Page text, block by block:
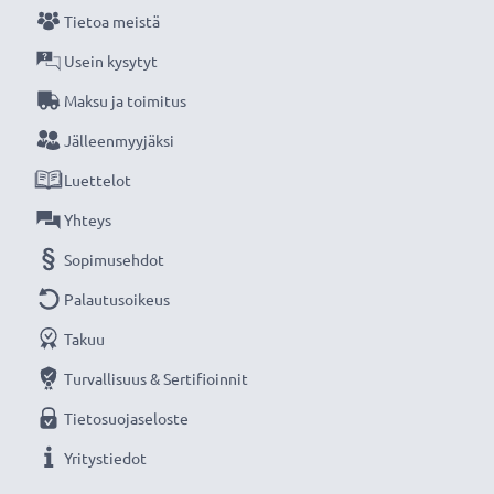
Tehokkaat ja turvallinset CELLONIC tarvikeakut
edullisesti sähkötyökaluihin, kuten porakoneisiin,
ruuvimeisseleihin, ruohonleikkureihin ja
★ 3 vuoden takuu ★
Olemme vuonna 2004 perustettu kansainvälinen
verkkokauppa, joka tarjoaa laadukkaita tuotteita, ja
siksi tarjoamme 36 kuukauden takuun!
Tietoa meistä
Usein kysytyt
Maksu ja toimitus
Jälleenmyyjäksi
Luettelot
Yhteys
Sopimusehdot
Palautusoikeus
Takuu
Turvallisuus & Sertifioinnit
Tietosuojaseloste
Yritystiedot